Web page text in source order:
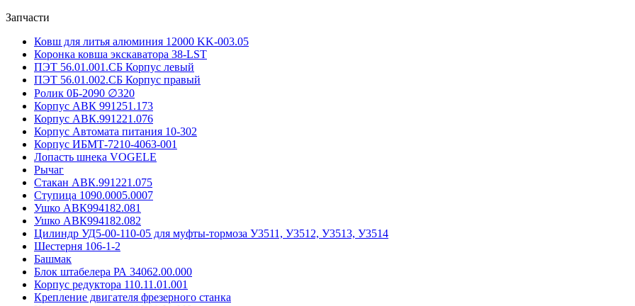
Запчасти
Ковш для литья алюминия 12000 KK-003.05
Коронка ковша экскаватора 38-LST
ПЭТ 56.01.001.СБ Корпус левый
ПЭТ 56.01.002.СБ Корпус правый
Ролик 0Б-2090 ∅320
Корпус АВК 991251.173
Корпус АВК.991221.076
Корпус Автомата питания 10-302
Корпус ИБМТ-7210-4063-001
Лопасть шнека VOGELE
Рычаг
Стакан АВК.991221.075
Ступица 1090.0005.0007
Ушко АВК994182.081
Ушко АВК994182.082
Цилиндр УД5-00-110-05 для муфты-тормоза У3511, У3512, У3513, У3514
Шестерня 106-1-2
Башмак
Блок штабелера РА 34062.00.000
Корпус редуктора 110.11.01.001
Крепление двигателя фрезерного станка